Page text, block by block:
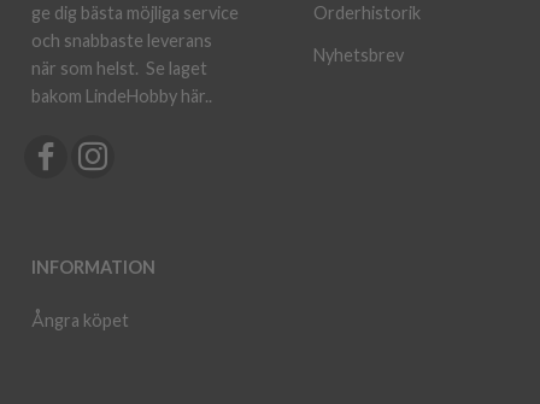
ge dig bästa möjliga service
och snabbaste leverans
när som helst. Se laget
bakom LindeHobby här..
INFORMATION
Ångra köpet
Orderhistorik
Nyhetsbrev